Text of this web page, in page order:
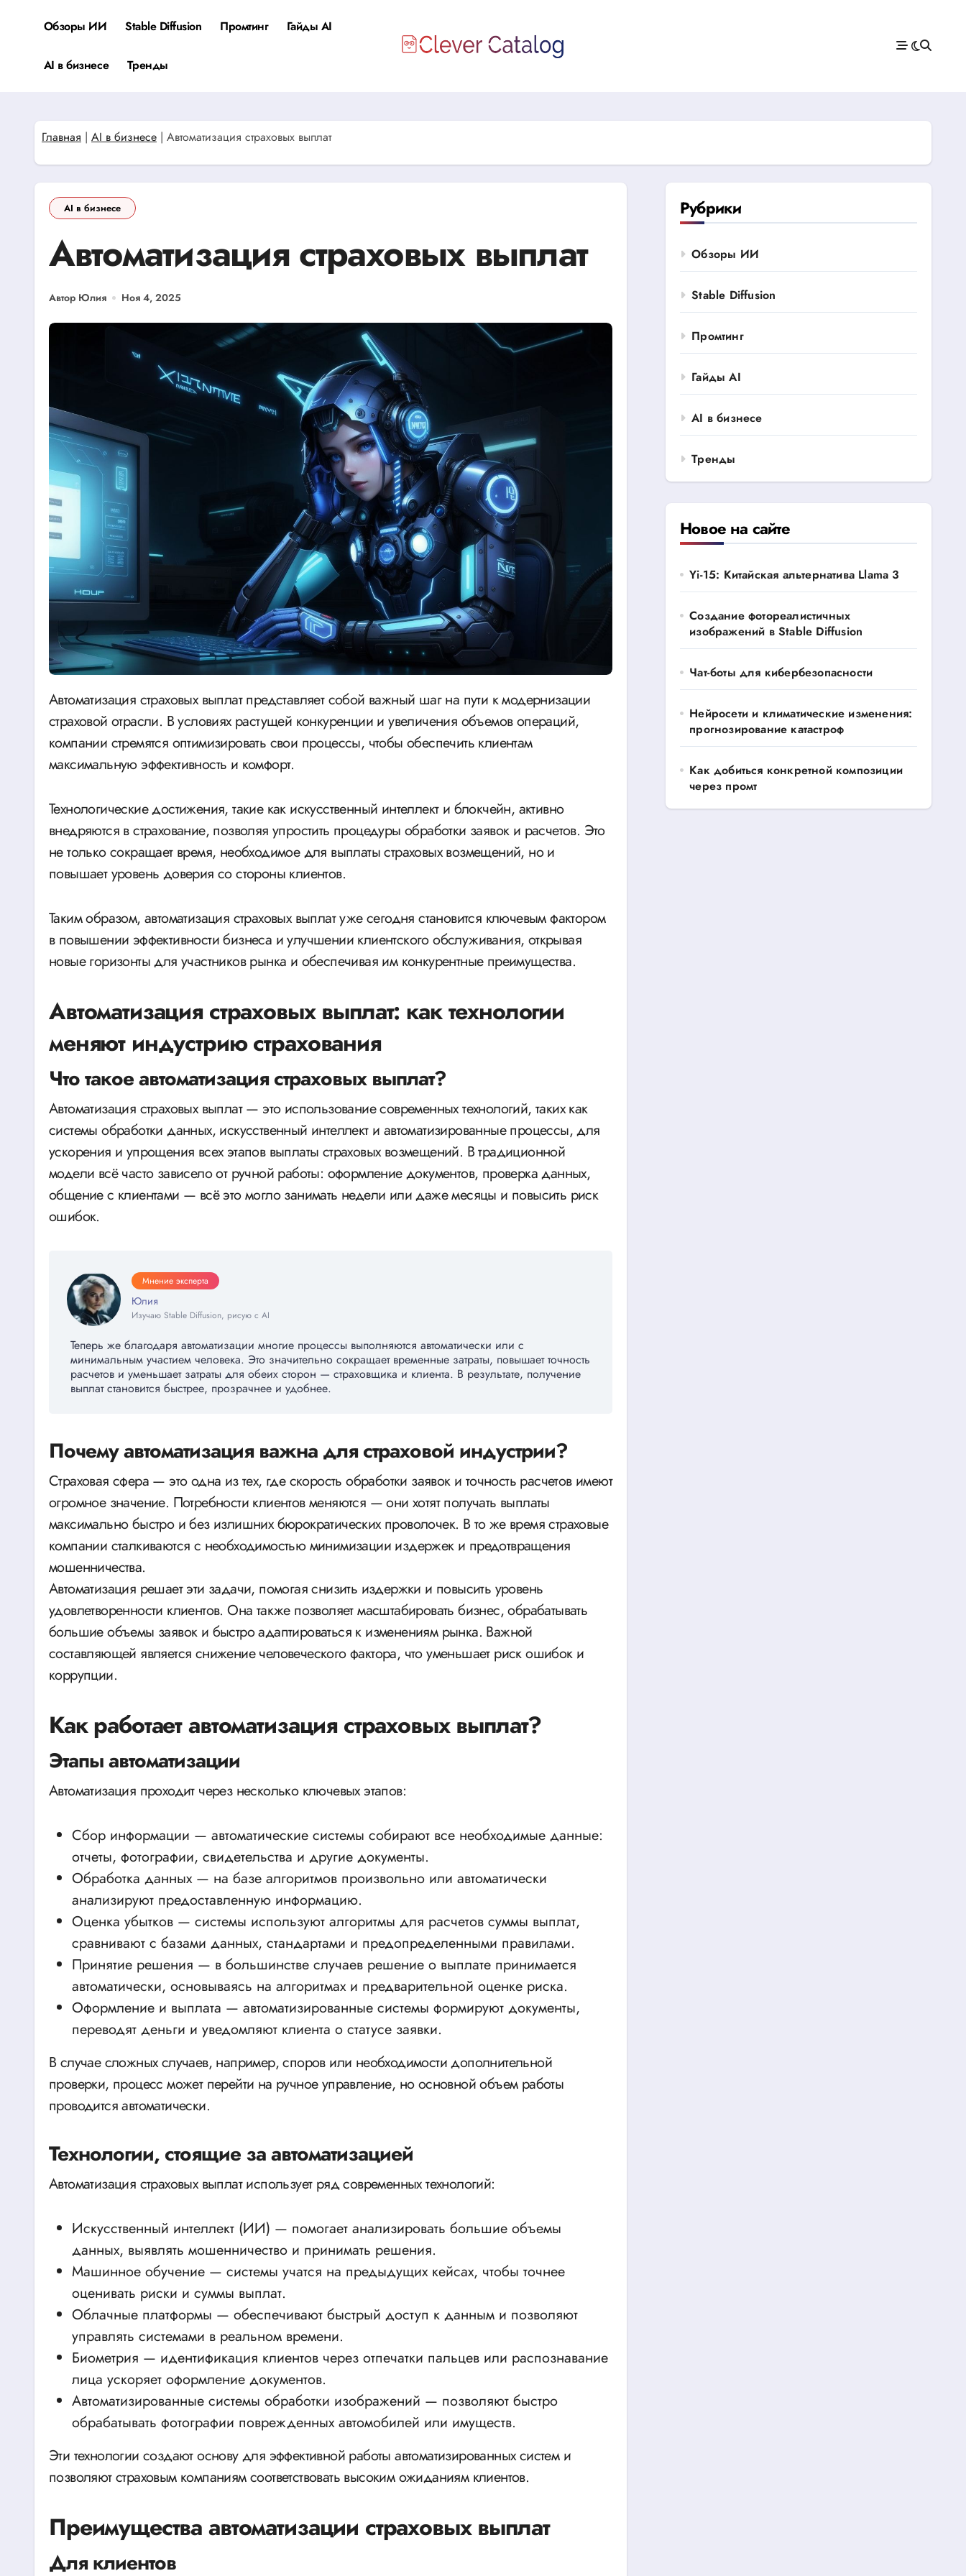
Обзоры ИИ Stable Diffusion Промтинг Гайды AI
AI в бизнесе Тренды
Главная | AI в бизнесе | Автоматизация страховых выплат
AI в бизнесе
Автоматизация страховых выплат
Автор Юлия Ноя 4, 2025
Автоматизация страховых выплат представляет собой важный шаг на пути к модернизации
страховой отрасли. В условиях растущей конкуренции и увеличения объемов операций,
компании стремятся оптимизировать свои процессы, чтобы обеспечить клиентам
максимальную эффективность и комфорт.
Технологические достижения, такие как искусственный интеллект и блокчейн, активно
внедряются в страхование, позволяя упростить процедуры обработки заявок и расчетов. Это
не только сокращает время, необходимое для выплаты страховых возмещений, но и
повышает уровень доверия со стороны клиентов.
Таким образом, автоматизация страховых выплат уже сегодня становится ключевым фактором
в повышении эффективности бизнеса и улучшении клиентского обслуживания, открывая
новые горизонты для участников рынка и обеспечивая им конкурентные преимущества.
Автоматизация страховых выплат: как технологии
меняют индустрию страхования
Что такое автоматизация страховых выплат?
Автоматизация страховых выплат — это использование современных технологий, таких как
системы обработки данных, искусственный интеллект и автоматизированные процессы, для
ускорения и упрощения всех этапов выплаты страховых возмещений. В традиционной
модели всё часто зависело от ручной работы: оформление документов, проверка данных,
общение с клиентами — всё это могло занимать недели или даже месяцы и повысить риск
ошибок.
Мнение эксперта
Юлия
Изучаю Stable Diffusion, рисую с AI
Теперь же благодаря автоматизации многие процессы выполняются автоматически или с
минимальным участием человека. Это значительно сокращает временные затраты, повышает точность
расчетов и уменьшает затраты для обеих сторон — страховщика и клиента. В результате, получение
выплат становится быстрее, прозрачнее и удобнее.
Почему автоматизация важна для страховой индустрии?
Страховая сфера — это одна из тех, где скорость обработки заявок и точность расчетов имеют
огромное значение. Потребности клиентов меняются — они хотят получать выплаты
максимально быстро и без излишних бюрократических проволочек. В то же время страховые
компании сталкиваются с необходимостью минимизации издержек и предотвращения
мошенничества.
Автоматизация решает эти задачи, помогая снизить издержки и повысить уровень
удовлетворенности клиентов. Она также позволяет масштабировать бизнес, обрабатывать
большие объемы заявок и быстро адаптироваться к изменениям рынка. Важной
составляющей является снижение человеческого фактора, что уменьшает риск ошибок и
коррупции.
Как работает автоматизация страховых выплат?
Этапы автоматизации
Автоматизация проходит через несколько ключевых этапов:
Сбор информации — автоматические системы собирают все необходимые данные:
отчеты, фотографии, свидетельства и другие документы.
Обработка данных — на базе алгоритмов произвольно или автоматически
анализируют предоставленную информацию.
Оценка убытков — системы используют алгоритмы для расчетов суммы выплат,
сравнивают с базами данных, стандартами и предопределенными правилами.
Принятие решения — в большинстве случаев решение о выплате принимается
автоматически, основываясь на алгоритмах и предварительной оценке риска.
Оформление и выплата — автоматизированные системы формируют документы,
переводят деньги и уведомляют клиента о статусе заявки.
В случае сложных случаев, например, споров или необходимости дополнительной
проверки, процесс может перейти на ручное управление, но основной объем работы
проводится автоматически.
Технологии, стоящие за автоматизацией
Автоматизация страховых выплат использует ряд современных технологий:
Искусственный интеллект (ИИ) — помогает анализировать большие объемы
данных, выявлять мошенничество и принимать решения.
Машинное обучение — системы учатся на предыдущих кейсах, чтобы точнее
оценивать риски и суммы выплат.
Облачные платформы — обеспечивают быстрый доступ к данным и позволяют
управлять системами в реальном времени.
Биометрия — идентификация клиентов через отпечатки пальцев или распознавание
лица ускоряет оформление документов.
Автоматизированные системы обработки изображений — позволяют быстро
обрабатывать фотографии поврежденных автомобилей или имуществ.
Эти технологии создают основу для эффективной работы автоматизированных систем и
позволяют страховым компаниям соответствовать высоким ожиданиям клиентов.
Преимущества автоматизации страховых выплат
Для клиентов
Рубрики
Обзоры ИИ
Stable Diffusion
Промтинг
Гайды AI
AI в бизнесе
Тренды
Новое на сайте
Yi-15: Китайская альтернатива Llama 3
Создание фотореалистичных
изображений в Stable Diffusion
Чат-боты для кибербезопасности
Нейросети и климатические изменения:
прогнозирование катастроф
Как добиться конкретной композиции
через промт